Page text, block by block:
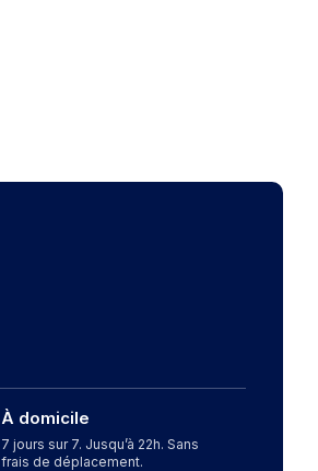
À domicile
7 jours sur 7. Jusqu’à 22h. Sans
frais de déplacement.